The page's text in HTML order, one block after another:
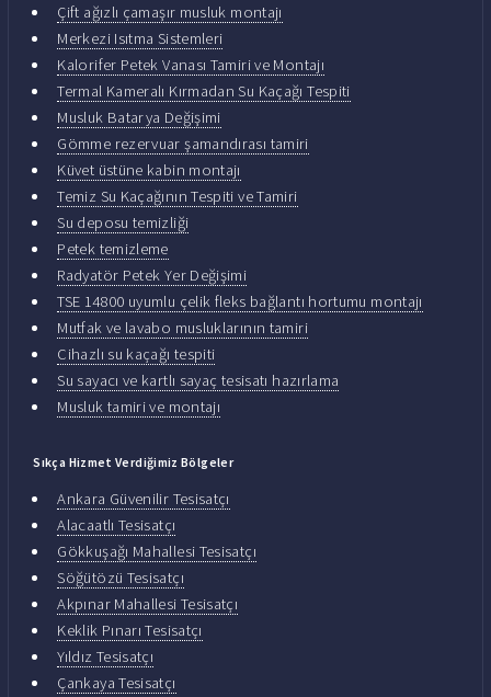
Çift ağızlı çamaşır musluk montajı
Merkezi Isıtma Sistemleri
Kalorifer Petek Vanası Tamiri ve Montajı
Termal Kameralı Kırmadan Su Kaçağı Tespiti
Musluk Batarya Değişimi
Gömme rezervuar şamandırası tamiri
Küvet üstüne kabin montajı
Temiz Su Kaçağının Tespiti ve Tamiri
Su deposu temizliği
Petek temizleme
Radyatör Petek Yer Değişimi
TSE 14800 uyumlu çelik fleks bağlantı hortumu montajı
Mutfak ve lavabo musluklarının tamiri
Cihazlı su kaçağı tespiti
Su sayacı ve kartlı sayaç tesisatı hazırlama
Musluk tamiri ve montajı
Sıkça Hizmet Verdiğimiz Bölgeler
Ankara Güvenilir Tesisatçı
Alacaatlı Tesisatçı
Gökkuşağı Mahallesi Tesisatçı
Söğütözü Tesisatçı
Akpınar Mahallesi Tesisatçı
Keklik Pınarı Tesisatçı
Yıldız Tesisatçı
Çankaya Tesisatçı